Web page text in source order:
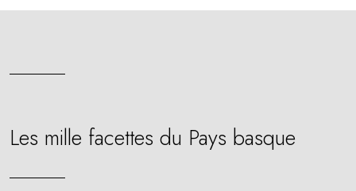
Les mille facettes du Pays basque